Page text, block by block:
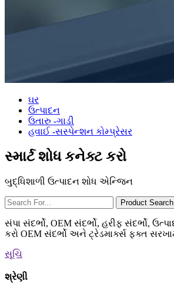
ઘર
ઉત્પાદન
ઉતારુ -ગાડી
હવાઈ ​​-સસ્પેન્શન કોમ્પ્રેસર
સ્માર્ટ શોધ કનેક્ટ કરો
બુદ્ધિશાળી ઉત્પાદન શોધ એન્જિન
સંપા સંદર્ભો, OEM સંદર્ભો, હરીફ સંદર્ભો,
કરો OEM સંદર્ભો અને ટ્રેડમાર્ક્સ ફક્ત
સૂચિ
શ્રેણી